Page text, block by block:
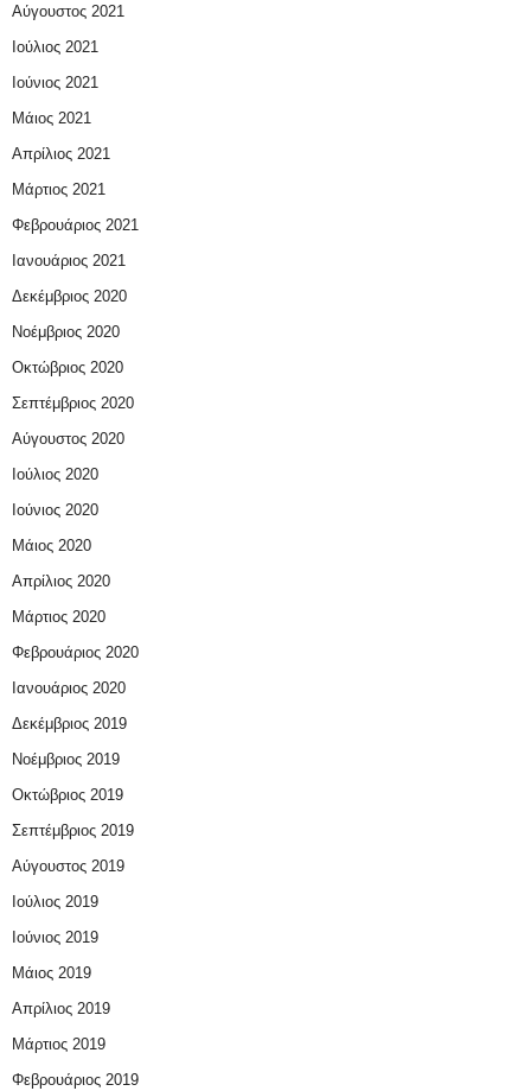
Αύγουστος 2021
Ιούλιος 2021
Ιούνιος 2021
Μάιος 2021
Απρίλιος 2021
Μάρτιος 2021
Φεβρουάριος 2021
Ιανουάριος 2021
Δεκέμβριος 2020
Νοέμβριος 2020
Οκτώβριος 2020
Σεπτέμβριος 2020
Αύγουστος 2020
Ιούλιος 2020
Ιούνιος 2020
Μάιος 2020
Απρίλιος 2020
Μάρτιος 2020
Φεβρουάριος 2020
Ιανουάριος 2020
Δεκέμβριος 2019
Νοέμβριος 2019
Οκτώβριος 2019
Σεπτέμβριος 2019
Αύγουστος 2019
Ιούλιος 2019
Ιούνιος 2019
Μάιος 2019
Απρίλιος 2019
Μάρτιος 2019
Φεβρουάριος 2019